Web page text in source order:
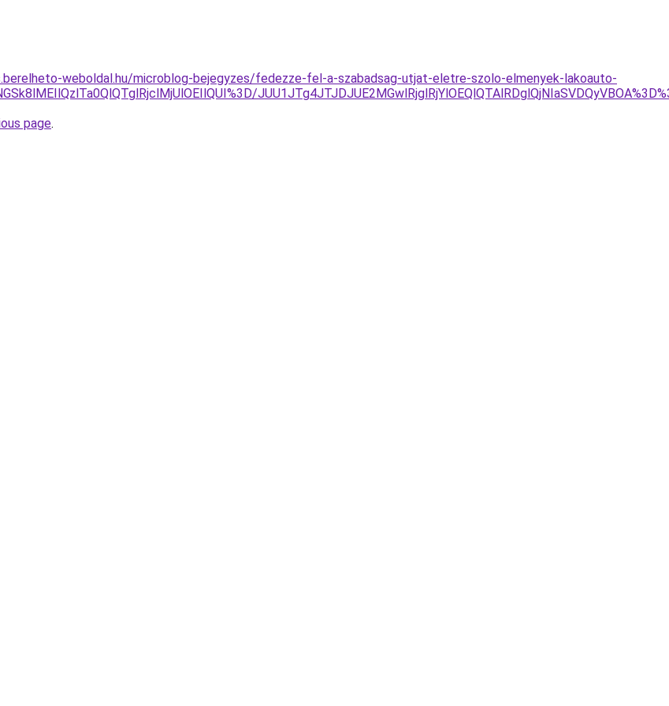
weboldal.hu/microblog-bejegyzes/fedezze-fel-a-szabadsag-utjat-eletre-szolo-elmenyek-lakoauto-
page.